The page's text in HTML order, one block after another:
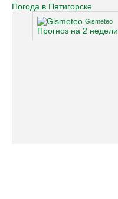
Погода в Пятигорске
Gismeteo
Прогноз на 2 недели